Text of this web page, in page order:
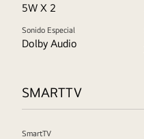
5W X 2
Sonido Especial
Dolby Audio
SMARTTV
SmartTV